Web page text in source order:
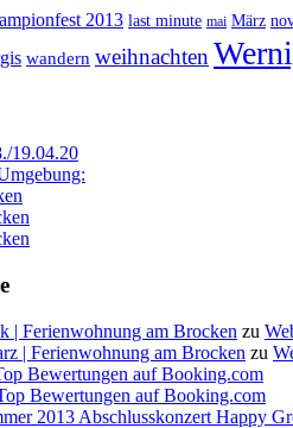
2013 last minute mai März
wandern weihnachten
19.04.20
| Ferienwohnung am Brocken zu
| Ferienwohnung am Brocken zu
Bewertungen auf Booking.com
Bewertungen auf Booking.com
2013 Abschlusskonzert Happy